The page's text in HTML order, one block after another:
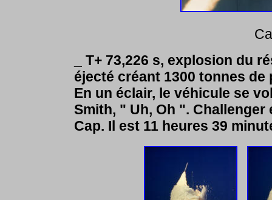
_ T+ 73,226 s, explosion du
éjecté créant 1300 tonnes
En un éclair, le véhicule se
Smith, " Uh, Oh ". Challenger
Cap. Il est 11 heures 39